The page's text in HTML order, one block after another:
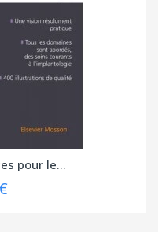
pour le...